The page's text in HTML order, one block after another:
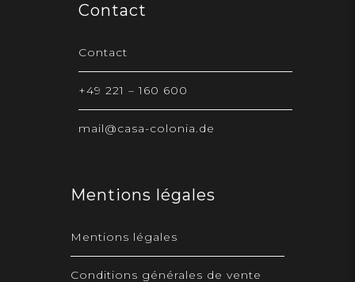
Contact
Contact
+49 221 – 160 600
mail@casa-colonia.de
Mentions légales
Mentions légales
Conditions générales de vente